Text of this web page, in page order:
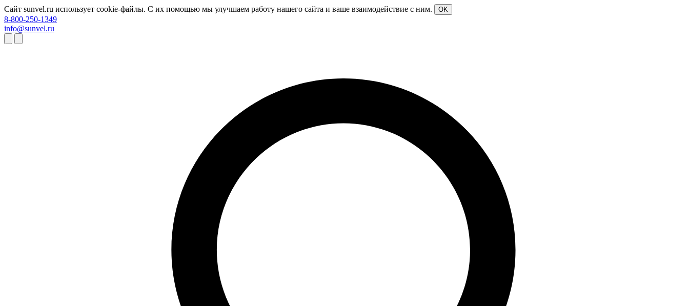
Сайт sunvel.ru использует cookie-файлы. С их помощью мы улучшаем работу нашего сайта и ваше взаимодействие с ним. OK
8-800-250-1349
info@sunvel.ru